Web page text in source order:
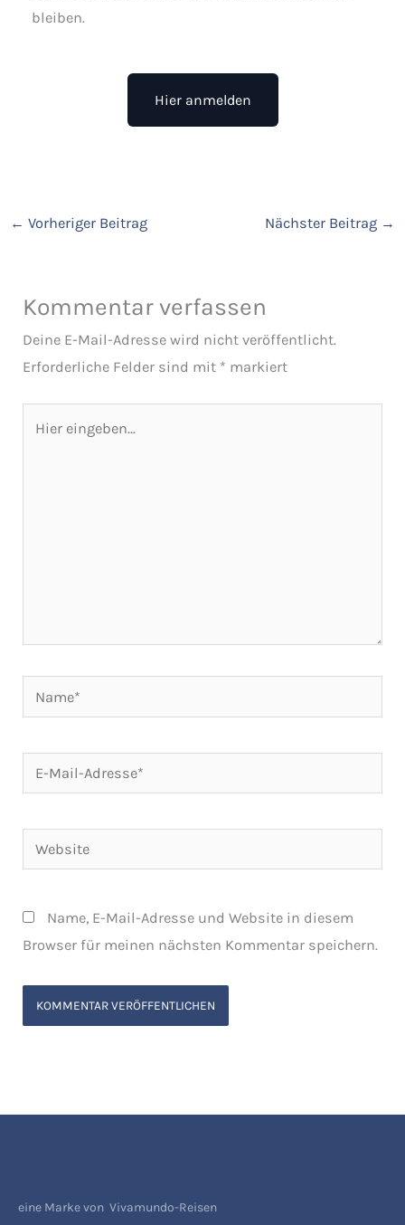
bleiben.
Hier anmelden
← Vorheriger Beitrag Nächster Beitrag →
Kommentar verfassen
Deine E-Mail-Adresse wird nicht veröffentlicht.
Erforderliche Felder sind mit * markiert
eingeben…
Name*
Mail-
Website
Name, E-Mail-Adresse und Website in diesem
Browser für meinen nächsten Kommentar speichern.
eine Marke von Vivamundo-Reisen